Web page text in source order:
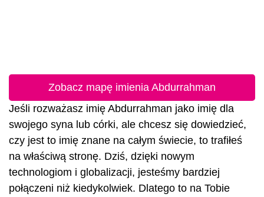
Zobacz mapę imienia Abdurrahman
Jeśli rozważasz imię Abdurrahman jako imię dla
swojego syna lub córki, ale chcesz się dowiedzieć,
czy jest to imię znane na całym świecie, to trafiłeś
na właściwą stronę. Dziś, dzięki nowym
technologiom i globalizacji, jesteśmy bardziej
połączeni niż kiedykolwiek. Dlatego to na Tobie